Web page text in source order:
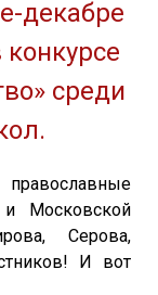
декабре
среди
Московской
Серова,
И вот